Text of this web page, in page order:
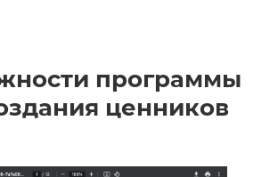
программы
ценников